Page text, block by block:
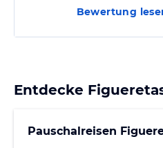
Bewertung
Entdecke
Pauschalreisen